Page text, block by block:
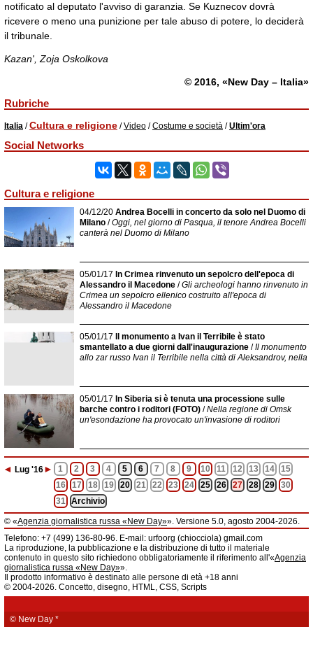
notificato al deputato l'avviso di garanzia. Se Kuznecov dovrà
ricevere o meno una punizione per tale abuso di potere, lo deciderà
il tribunale.
Kazan', Zoja Oskolkova
© 2016, «New Day – Italia»
Rubriche
Italia /Cultura e religione /Video /Costume e società /Ultim'ora
Social Networks
Cultura e religione
04/12/20 Andrea Bocelli in concerto da solo nel Duomo di
Milano /Oggi, nel giorno di Pasqua, il tenore Andrea Bocelli
canterà nel Duomo di Milano
05/01/17 In Crimea rinvenuto un sepolcro dell'epoca di
Alessandro il Macedone /Gli archeologi hanno rinvenuto in
Crimea un sepolcro ellenico costruito all'epoca di
Alessandro il Macedone
05/01/17
Il monumento a Ivan il Terribile è stato
smantellato a due giorni dall'inaugurazione /Il monumento
allo zar russo Ivan il Terribile nella città di Aleksandrov, nella
05/01/17 In Siberia si è tenuta una processione sulle
barche contro i roditori (FOTO) /Nella regione di Omsk
un'esondazione ha provocato un'invasione di roditori
◄ Lug '16► 1 2 3 4 5 6 7 8 9 10 11 12 13 14
15
16
17 18 19 20 21 22 23 24 25 26 27 28 29
30
31
Archivio
© «Agenzia giornalistica russa «New Day»». Versione 5.0, agosto 2004-2026.
Informazioni
Agenzia giornalistica russa «New Day» registrata dal Servizio federale di
telecomunicazioni, tecnologie informatiche e mass media della Federazione
Russa. Certificato di registrazione dei mass media: EL № FS 77 - 61044 del 5
marzo 2015.
Fondatore: «New Day» S.r.l., indirizzo di redazione: 620014, città di
Ekaterinburgo, via Radišev, pal.6, scala «А», uff. 1104.
fornisce informazioni.
Telefono: +7 (499) 136-80-96. E-mail: urfoorg (chiocciola) gmail.com
La riproduzione, la pubblicazione e la distribuzione di tutto il materiale
contenuto in questo sito richiedono obbligatoriamente il riferimento all'«Agenzia
giornalistica russa «New Day»».
Il prodotto informativo è destinato alle persone di età +18 anni
© 2004-2026. Concetto, disegno, HTML, CSS, Scripts
© New Day *